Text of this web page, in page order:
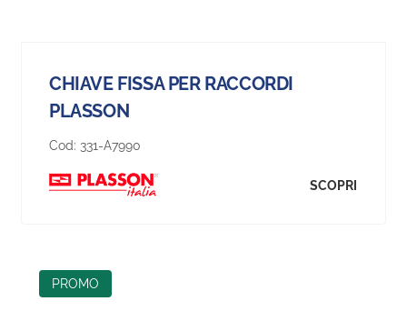
CHIAVE FISSA PER RACCORDI
PLASSON
Cod: 331-A7990
SCOPRI
PROMO